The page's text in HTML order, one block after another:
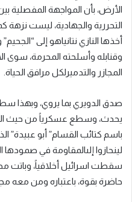
الأرض، بأن المواجهة المفصلية
التحررية والجهادية، ليست نزهة
أخذها النازي نتانياهو إلى “الجحيم”
وقنابله وأسلحته المحرمة، سوى
المجازر والتدميرلكل مرافق الحياة
صدق الدويري بما يروي، وبهذا
يحدث، وسطع عسكرياً من حيث
باسم كتائب القسام” أبو عبيدة”
لينحازوا إلىالمقاومة في صمودها
سقطت اسرائيل أخلاقياً، وباتت
حاضرة بقوة، باعتباره ومن معه